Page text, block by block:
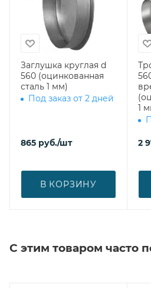
Заглушка круглая d
560 (оцинкованная
сталь 1 мм)
Под заказ от 2 дней
865 руб./шт
В КОРЗИНУ
1
2
С этим товаром часто